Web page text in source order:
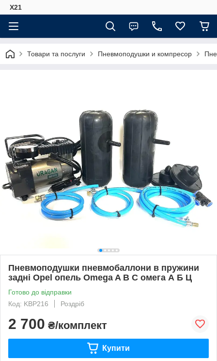
Х21
Товари та послуги Пневмоподушки и компресор
Пневмоподушки пневмобаллони в пружини
задні Opel опель Omega A B C омега А Б Ц
Готово до відправки
Код: KBP216
Роздріб
2 700 ₴/комплект
Купити